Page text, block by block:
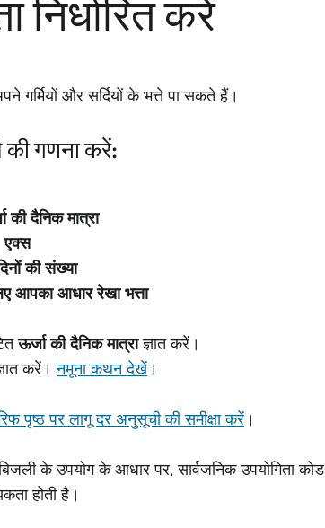
निर्धारित करें
और सर्दियों के भत्ते पा सकते हैं।
की गणना करें:
की दैनिक मात्रा
एक्स
की संख्या
आपका आधार रेखा भत्ता
ऊर्जा की दैनिक मात्राज्ञात करें।
करें।नमूना कथन देखें।
पृष्ठ पर लागू दर अनुसूची की समीक्षा करें ।
के उपयोग के आधार पर, सार्वजनिक उपयोगिता कोड
होती है।